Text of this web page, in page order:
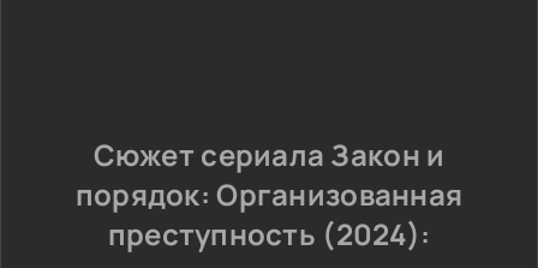
Сюжет сериала Закон и
порядок: Организованная
преступность (2024):